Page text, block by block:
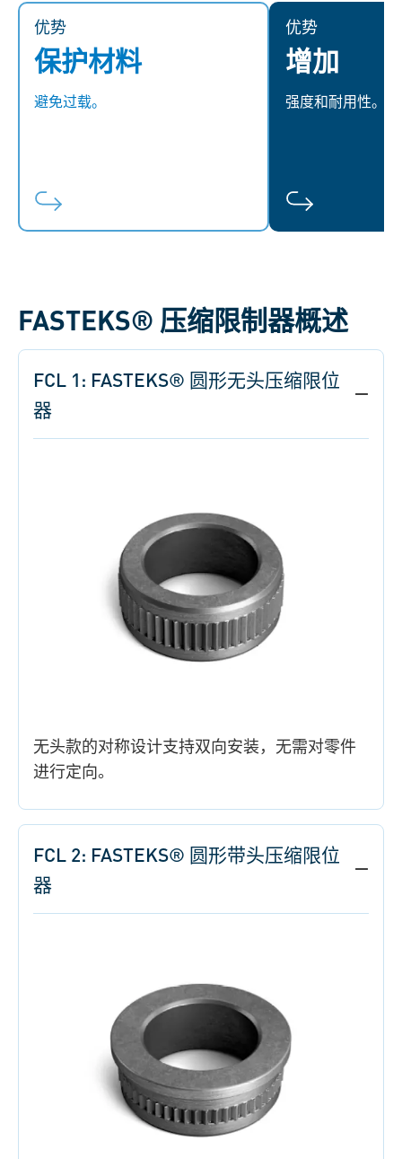
优势
保护材料
避免过载。
FASTEKS® 压缩限制器可限制塑料
模塑件上的压缩力，从而防止材料
优势
增加
强度和耐用性。
FASTEKS® 压缩
部件的强度和承
过减少热塑性模
FASTEKS® 压缩限制器概述
FCL 1: FASTEKS® 圆形无头压缩限位
器
无头款的对称设计支持双向安装，无需对零件
进行定向。
FCL 2: FASTEKS® 圆形带头压缩限位
器